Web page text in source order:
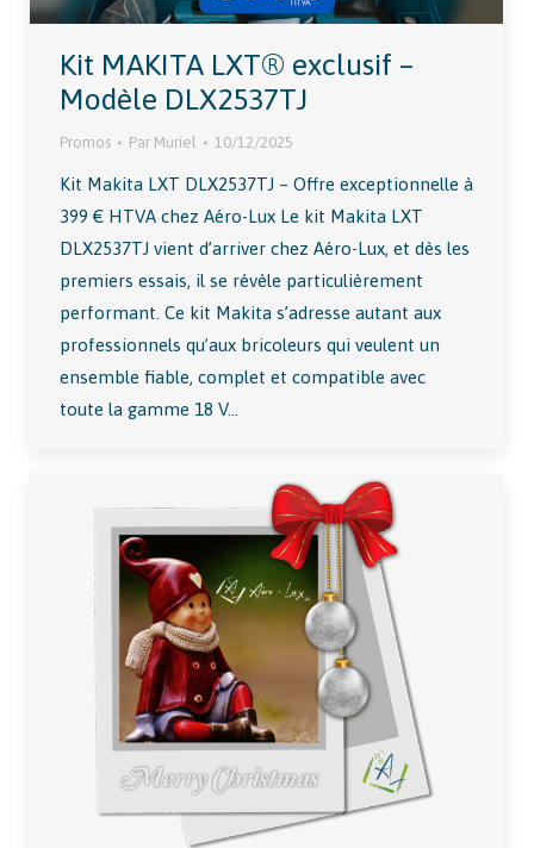
Kit MAKITA LXT® exclusif –
Modèle DLX2537TJ
Promos Par Muriel 10/12/2025
Kit Makita LXT DLX2537TJ – Offre exceptionnelle à
399 € HTVA chez Aéro-Lux Le kit Makita LXT
DLX2537TJ vient d’arriver chez Aéro-Lux, et dès les
premiers essais, il se révèle particulièrement
performant. Ce kit Makita s’adresse autant aux
professionnels qu’aux bricoleurs qui veulent un
ensemble fiable, complet et compatible avec
toute la gamme 18 V…